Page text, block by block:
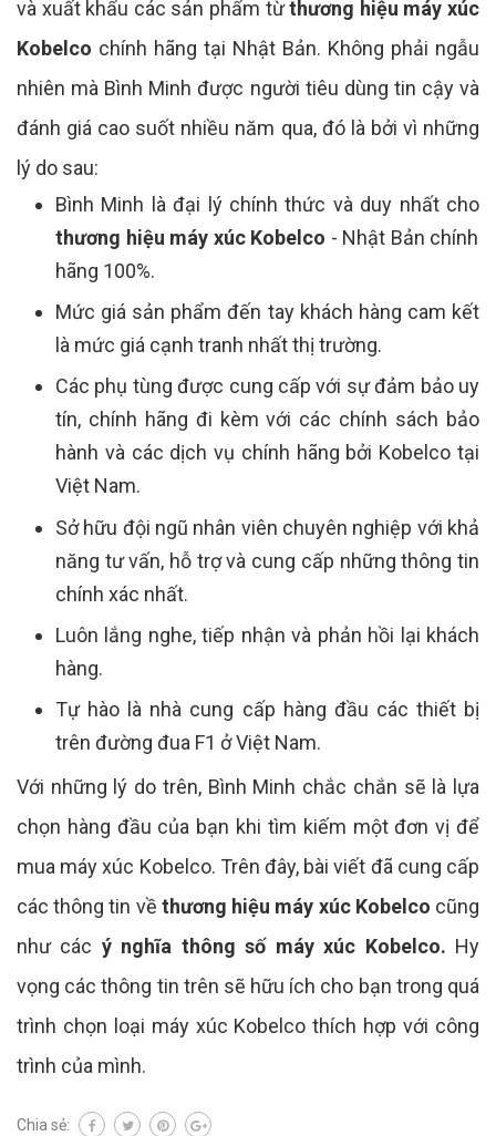
và xuất khẩu các sản phẩm từthương hiệu máy xúc
Kobelco chính hãng tại Nhật Bản. Không phải ngẫu
nhiên mà Bình Minh được người tiêu dùng tin cậy và
đánh giá cao suốt nhiều năm qua, đó là bởi vì những
lý do sau:
Bình Minh là đại lý chính thức và duy nhất cho
thương hiệu máy xúc Kobelco - Nhật Bản chính
hãng 100%.
Mức giá sản phẩm đến tay khách hàng cam kết
là mức giá cạnh tranh nhất thị trường.
Các phụ tùng được cung cấp với sự đảm bảo uy
tín, chính hãng đi kèm với các chính sách bảo
hành và các dịch vụ chính hãng bởi Kobelco tại
Việt Nam.
Sở hữu đội ngũ nhân viên chuyên nghiệp với khả
năng tư vấn, hỗ trợ và cung cấp những thông tin
chính xác nhất.
Luôn lắng nghe, tiếp nhận và phản hồi lại khách
hàng.
Tự hào là nhà cung cấp hàng đầu các thiết bị
trên đường đua F1 ở Việt Nam.
Với những lý do trên, Bình Minh chắc chắn sẽ là lựa
chọn hàng đầu của bạn khi tìm kiếm một đơn vị để
mua máy xúc Kobelco. Trên đây, bài viết đã cung cấp
các thông tin về thương hiệu máy xúc Kobelco cũng
như các ý nghĩa thông số máy xúc Kobelco. Hy
vọng các thông tin trên sẽ hữu ích cho bạn trong quá
trình chọn loại máy xúc Kobelco thích hợp với công
trình của mình.
Chia sẻ: